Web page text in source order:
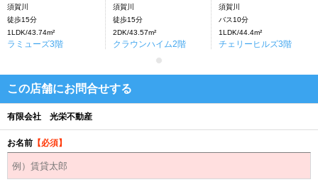
須賀川
徒歩15分
1LDK/43.74m²
ラミューズ3階
須賀川
徒歩15分
2DK/43.57m²
クラウンハイム2階
須賀川
バス10分
1LDK/44.4m²
チェリーヒルズ3階
この店舗にお問合せする
有限会社 光栄不動産
お名前 【必須】